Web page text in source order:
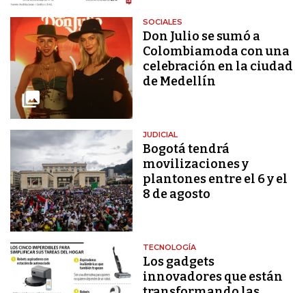
SOCIALES
Don Julio se sumó a
Colombiamoda con una
celebración en la ciudad
de Medellín
JUDICIAL
Bogotá tendrá
movilizaciones y
plantones entre el 6 y el
8 de agosto
TECNOLOGÍA
Los gadgets
innovadores que están